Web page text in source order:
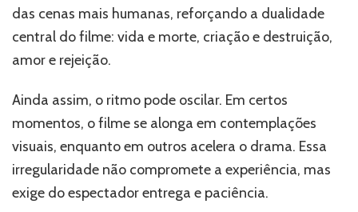
das cenas mais humanas, reforçando a dualidade
central do filme: vida e morte, criação e destruição,
amor e rejeição.
Ainda assim, o ritmo pode oscilar. Em certos
momentos, o filme se alonga em contemplações
visuais, enquanto em outros acelera o drama. Essa
irregularidade não compromete a experiência, mas
exige do espectador entrega e paciência.